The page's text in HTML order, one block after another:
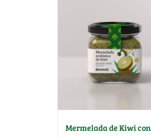
Mermelada de Kiwi con